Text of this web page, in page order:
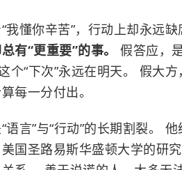
懂你辛苦”，行动上却永远缺
有“更重要”的事。 假答应，
个“下次”永远在明天。 假大
每一分付出。
语言”与“行动”的长期割裂。
国圣路易斯华盛顿大学的研